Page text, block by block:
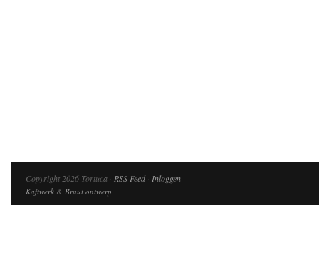
Copyright 2026 Tortuca · RSS Feed· Inloggen
Kaftwerk & Bruut ontwerp